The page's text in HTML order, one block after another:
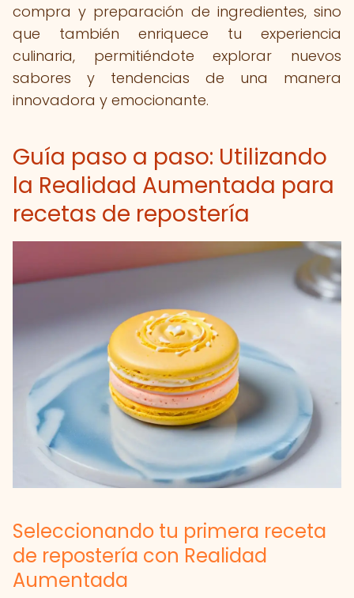
compra y preparación de ingredientes, sino
que también enriquece tu experiencia
culinaria, permitiéndote explorar nuevos
sabores y tendencias de una manera
innovadora y emocionante.
Guía paso a paso: Utilizando
la Realidad Aumentada para
recetas de repostería
Seleccionando tu primera receta
de repostería con Realidad
Aumentada